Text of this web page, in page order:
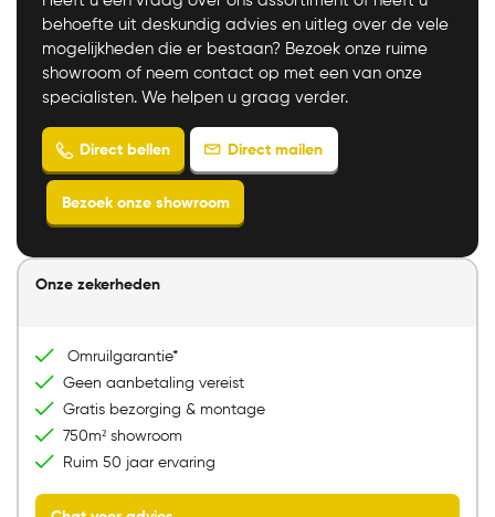
behoefte uit deskundig advies en uitleg over de vele
mogelijkheden die er bestaan? Bezoek onze ruime
showroom of neem contact op met een van onze
specialisten. We helpen u graag verder.
Bezoek onze showroom
Onze zekerheden
Omruilgarantie*
Geen aanbetaling vereist
Gratis bezorging & montage
750m² showroom
Ruim 50 jaar ervaring